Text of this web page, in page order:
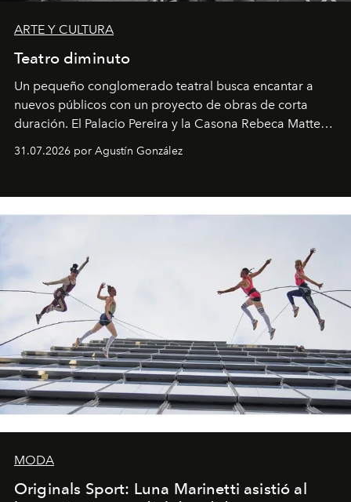
ARTE Y CULTURA
Teatro diminuto
Un pequeño conglomerado teatral busca encantar a
nuevos públicos con un proyecto de obras de corta
duración. El Palacio Pereira y la Casona Rebeca Matte
son algunos de los lugares que han albergado estas
miniobras. Sus puestas en escena son limpias; ponen el
31.07.2026 por Agustín González
MODA
Originals Sport: Luna Marinetti asistió al